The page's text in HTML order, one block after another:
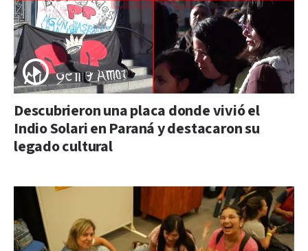
Descubrieron una placa donde vivió el
Indio Solari en Paraná y destacaron su
legado cultural